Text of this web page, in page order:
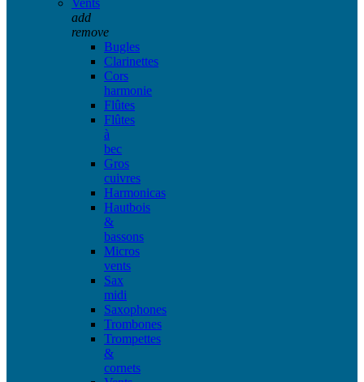
add
remove
Bugles
Clarinettes
Cors
harmonie
Flûtes
Flûtes
à
bec
Gros
cuivres
Harmonicas
Hautbois
&
bassons
Micros
vents
Sax
midi
Saxophones
Trombones
Trompettes
&
cornets